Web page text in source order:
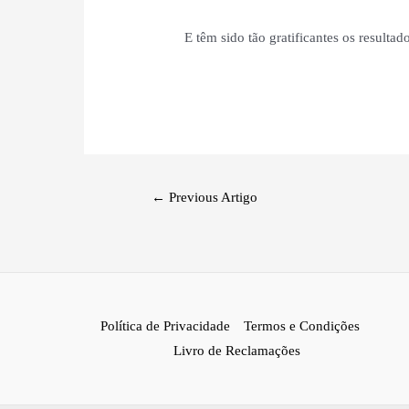
E têm sido tão gratificantes os
← Previous Artigo
Política de Privacidade
Termos e Condições
Livro de Reclamações